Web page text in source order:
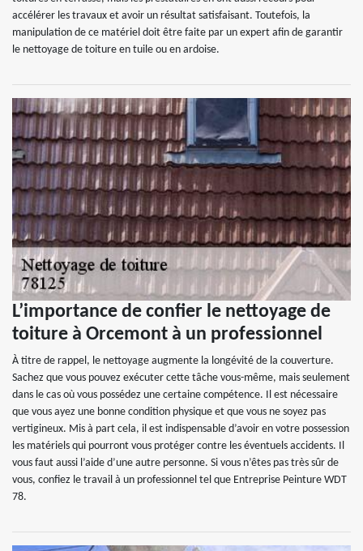
accélérer les travaux et avoir un résultat satisfaisant. Toutefois, la
manipulation de ce matériel doit être faite par un expert afin de garantir
le nettoyage de toiture en tuile ou en ardoise.
L’importance de confier le nettoyage de
toiture à Orcemont à un professionnel
À titre de rappel, le nettoyage augmente la longévité de la couverture.
Sachez que vous pouvez exécuter cette tâche vous-même, mais seulement
dans le cas où vous possédez une certaine compétence. Il est nécessaire
que vous ayez une bonne condition physique et que vous ne soyez pas
vertigineux. Mis à part cela, il est indispensable d’avoir en votre possession
les matériels qui pourront vous protéger contre les éventuels accidents. Il
vous faut aussi l’aide d’une autre personne. Si vous n’êtes pas très sûr de
vous, confiez le travail à un professionnel tel que Entreprise Peinture WDT
78.